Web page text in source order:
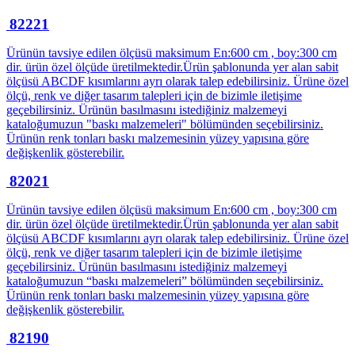
82221
Ürünün tavsiye edilen ölçüsü maksimum En:600 cm , boy:300 cm
dir. ürün özel ölçüde üretilmektedir.Ürün şablonunda yer alan sabit
ölçüsü ABCDF kısımlarını ayrı olarak talep edebilirsiniz. Ürüne özel
ölçü, renk ve diğer tasarım talepleri için de bizimle iletişime
geçebilirsiniz. Ürünün basılmasını istediğiniz malzemeyi
kataloğumuzun "baskı malzemeleri" bölümünden seçebilirsiniz.
Ürünün renk tonları baskı malzemesinin yüzey yapısına göre
değişkenlik gösterebilir.
82021
Ürünün tavsiye edilen ölçüsü maksimum En:600 cm , boy:300 cm
dir. ürün özel ölçüde üretilmektedir.Ürün şablonunda yer alan sabit
ölçüsü ABCDF kısımlarını ayrı olarak talep edebilirsiniz. Ürüne özel
ölçü, renk ve diğer tasarım talepleri için de bizimle iletişime
geçebilirsiniz. Ürünün basılmasını istediğiniz malzemeyi
kataloğumuzun “baskı malzemeleri” bölümünden seçebilirsiniz.
Ürünün renk tonları baskı malzemesinin yüzey yapısına göre
değişkenlik gösterebilir.
82190